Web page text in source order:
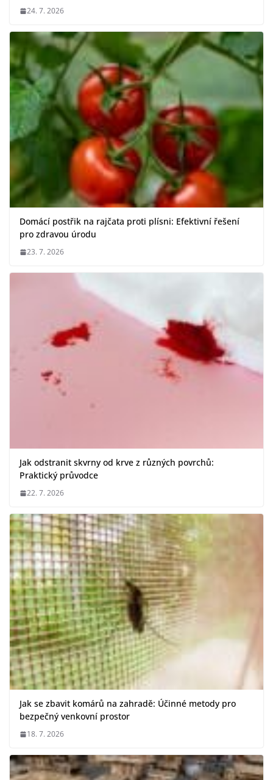
24. 7. 2026
Domácí postřik na rajčata proti plísni: Efektivní řešení
pro zdravou úrodu
23. 7. 2026
Jak odstranit skvrny od krve z různých povrchů:
Praktický průvodce
22. 7. 2026
Jak se zbavit komárů na zahradě: Účinné metody pro
bezpečný venkovní prostor
18. 7. 2026